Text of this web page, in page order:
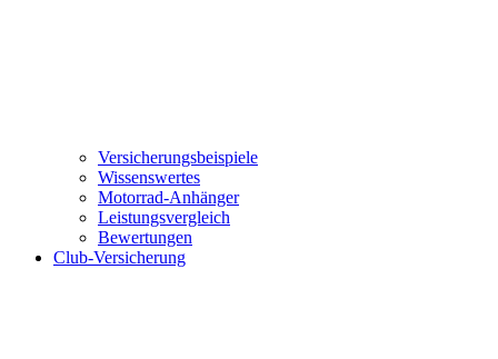
Versicherungsbeispiele
Wissenswertes
Motorrad-Anhänger
Leistungsvergleich
Bewertungen
Club-Versicherung